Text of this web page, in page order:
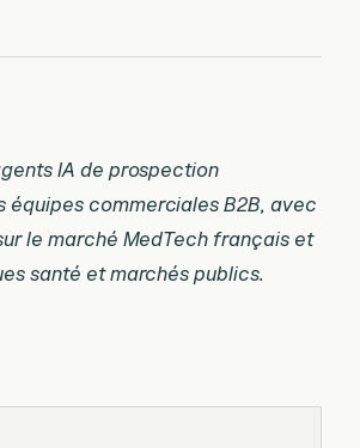
IA de prospection
équipes commerciales B2B, avec
le marché MedTech français et
santé et marchés publics.